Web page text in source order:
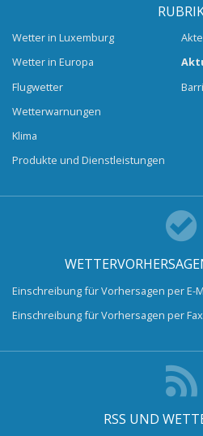
Wetter in Luxemburg
Wetter in Europa
Flugwetter
Wetterwarnungen
Klima
Produkte und Dienstleistungen
Einschreibung für Vorhersagen per E-
Einschreibung für Vorhersagen per Fax
RSS UND